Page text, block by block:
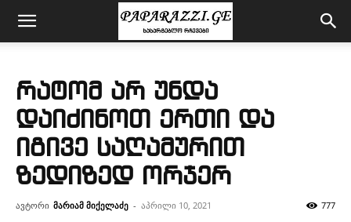
რატომ არ უნდა
დაიძინოთ ერთი და
იგივე საღამურით
ზედიზედ ორჯერ
ავტორი მარიამ მიქელაძე - აპრილი 10, 2021 777